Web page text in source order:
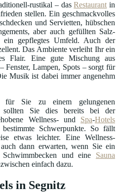
rustikal – dasRestaurant in
stellen. Ein geschmackvolles
und Servietten, hübschen
aber auch gefüllten Salz-
ein gepflegtes Umfeld. Auch der
Das Ambiente verleiht Ihr ein
Flair. Eine gute Mischung aus
Fenster, Lampen, Spots – sorgt für
Musik ist dabei immer angenehm
Sie zu einem gelungenen
sollten Sie dies bereits bei der
Wellness- und Spa-Hotels
Schwerpunkte. So fällt
etwas leichter. Eine Wellness-
dann erwarten, wenn Sie ein
und eine Sauna
einfach dazu.
in Segnitz